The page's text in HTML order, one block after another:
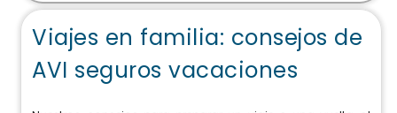
Viajes en familia: consejos de
AVI seguros vacaciones